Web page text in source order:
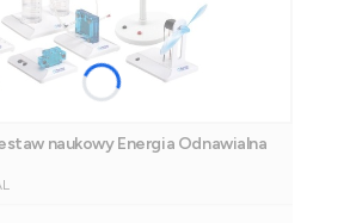
naukowy Energia Odnawialna